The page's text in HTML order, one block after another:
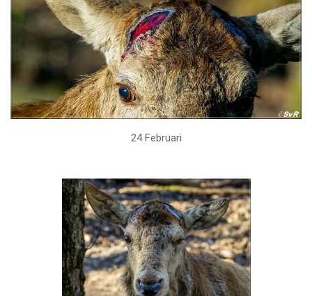
24 Februari